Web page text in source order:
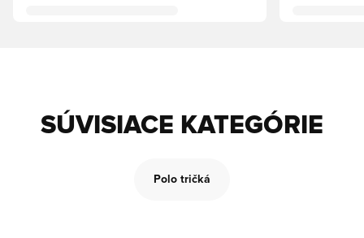
SÚVISIACE KATEGÓRIE
Polo tričká